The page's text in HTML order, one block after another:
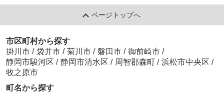
ページトップへ
市区町村から探す
掛川市 / 袋井市 / 菊川市 / 磐田市 / 御前崎市 /
静岡市駿河区 / 静岡市清水区 / 周智郡森町 / 浜松市中央区 /
牧之原市
町名から探す